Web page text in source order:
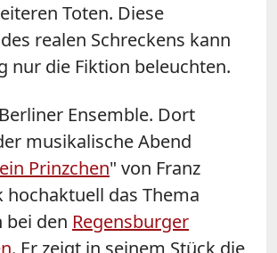
Toten. Diese
realen Schreckens kann
nur die Fiktion beleuchten.
Ensemble. Dort
musikalische Abend
Prinzchen" von Franz
das Thema
bei den Regensburger
. Er zeigt in seinem Stück die